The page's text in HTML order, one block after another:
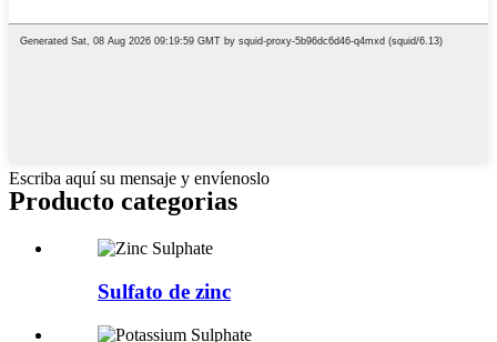
Escriba aquí su mensaje y envíenoslo
Producto categorias
Sulfato de zinc